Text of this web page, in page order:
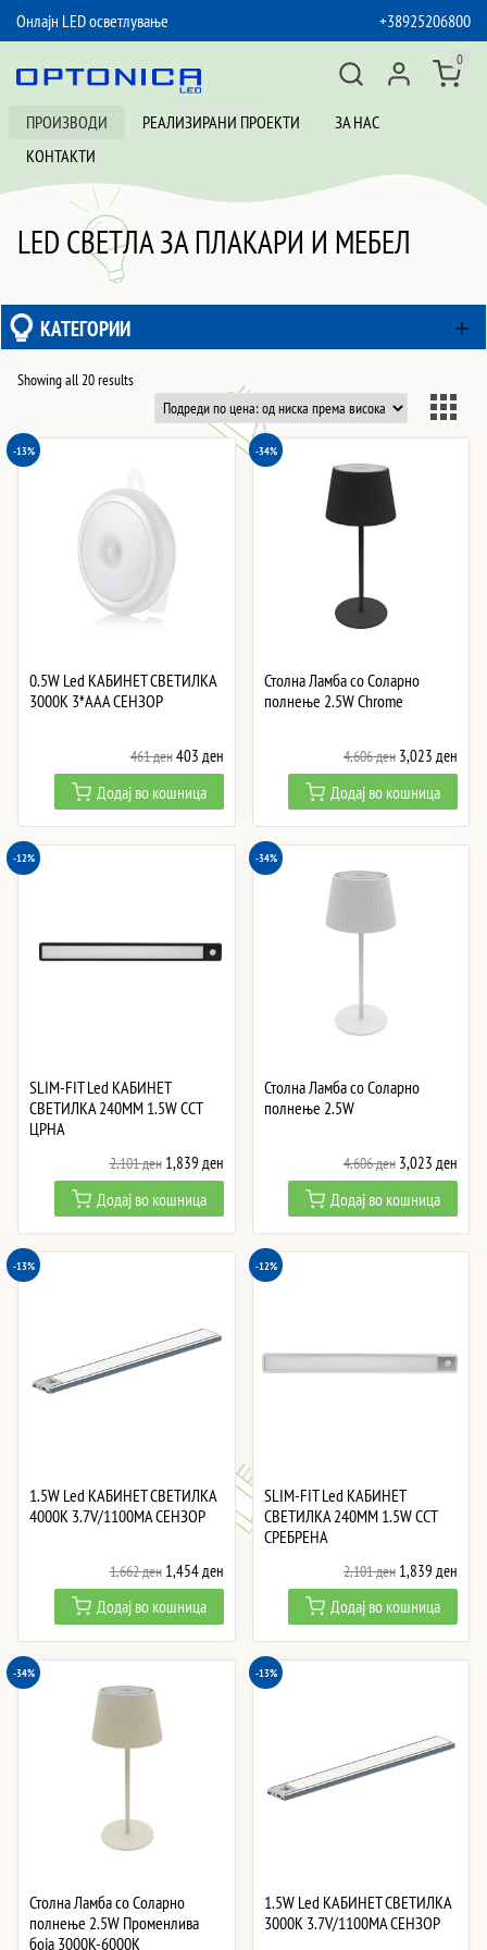
Онлајн LED осветлување
+38925206800
ПРОИЗВОДИ РЕАЛИЗИРАНИ ПРОЕКТИ
ЗА НАС
КОНТАКТИ
0
LED СВЕТЛА ЗА ПЛАКАРИ И МЕБЕЛ
КАТЕГОРИИ
Showing all 20 resultsSorted
high
-13%
0.5W Led КАБИНЕТ СВЕТИЛКА
3000K 3*AAA СЕНЗОР
461денOriginal
price
was:
461 ден.
403 денCurrent
price
is:
403 ден.
Додај во кошница
-34%
Столна Ламба со Соларно
полнење 2.5W Chrome
4,606ден Original
price
was:
4,606 ден.
3,023 ден
price
is:
Додај во кошница
-12%
SLIM-FIT Led КАБИНЕТ
СВЕТИЛКА 240MM 1.5W CCT
ЦРНА
2,101ден Original
price
was:
2,101 ден.
1,839 денCurrent
price
is:
1,839 ден.
Додај во кошница
-34%
Столна Ламба со Соларно
полнење 2.5W
4,606ден Original
price
was:
4,606 ден.
3,023 ден
price
is:
Додај во кошница
-13%
1.5W Led КАБИНЕТ СВЕТИЛКА
4000K 3.7V/1100MA СЕНЗОР
1,662ден Original
price
was:
1,662 ден.
1,454денCurrent
price
is:
1,454 ден.
Додај во кошница
-12%
SLIM-FIT Led КАБИНЕТ
СВЕТИЛКА 240MM 1.5W CCT
СРЕБРЕНА
2,101ден Original
price
was:
2,101 ден.
1,839 ден
price
is:
Додај во кошница
-34%
Столна Ламба со Соларно
полнење 2.5W Променлива
боја 3000K-6000K
-13%
1.5W Led КАБИНЕТ СВЕТИЛКА
3000K 3.7V/1100MA СЕНЗОР